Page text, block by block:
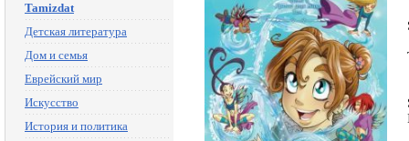
Tamizdat
Детская литература
Дом и семья
Еврейский мир
Искусство
История и политика